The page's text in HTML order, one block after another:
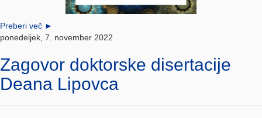
Preberi več ►
ponedeljek, 7. november 2022
Zagovor doktorske disertacije
Deana Lipovca